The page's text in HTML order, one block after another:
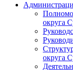
округа
округа